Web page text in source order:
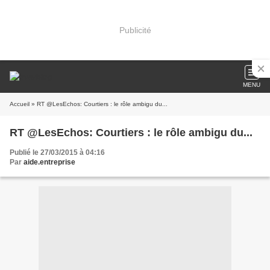
Publicité
MENU
Accueil » RT @LesEchos: Courtiers : le rôle ambigu du...
RT @LesEchos: Courtiers : le rôle ambigu du...
Publié le 27/03/2015 à 04:16
Par aide.entreprise